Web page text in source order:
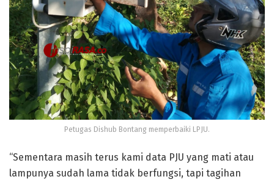
Petugas Dishub Bontang memperbaiki LPJU.
“Sementara masih terus kami data PJU yang mati atau
lampunya sudah lama tidak berfungsi, tapi tagihan